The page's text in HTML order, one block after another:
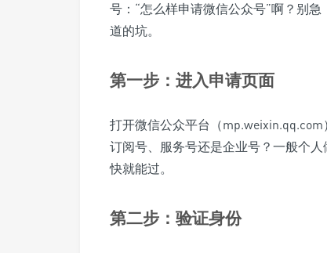
号：“怎么样申请微信公众号”啊？别
道的坑。
第一步：进入申请页面
打开微信公众平台（
订阅号、服务号还是企业号？一般个
快就能过。
第二步：验证身份